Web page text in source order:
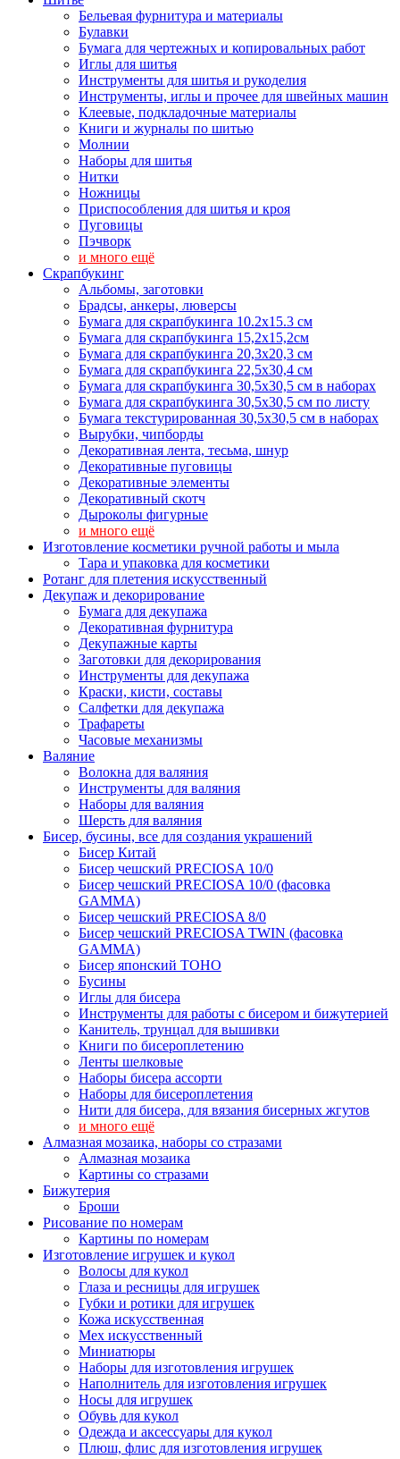
Бельевая фурнитура и материалы
Булавки
Бумага для чертежных и копировальных работ
Иглы для шитья
Инструменты для шитья и рукоделия
Инструменты, иглы и прочее для швейных машин
Клеевые, подкладочные материалы
Книги и журналы по шитью
Молнии
Наборы для шитья
Нитки
Ножницы
Приспособления для шитья и кроя
Пуговицы
Пэчворк
и много ещё
Скрапбукинг
Альбомы, заготовки
Брадсы, анкеры, люверсы
Бумага для скрапбукинга 10.2х15.3 см
Бумага для скрапбукинга 15,2х15,2см
Бумага для скрапбукинга 20,3х20,3 см
Бумага для скрапбукинга 22,5х30,4 см
Бумага для скрапбукинга 30,5х30,5 см в наборах
Бумага для скрапбукинга 30,5х30,5 см по листу
Бумага текстурированная 30,5х30,5 см в наборах
Вырубки, чипборды
Декоративная лента, тесьма, шнур
Декоративные пуговицы
Декоративные элементы
Декоративный скотч
Дыроколы фигурные
и много ещё
Изготовление косметики ручной работы и мыла
Тара и упаковка для косметики
Ротанг для плетения искусственный
Декупаж и декорирование
Бумага для декупажа
Декоративная фурнитура
Декупажные карты
Заготовки для декорирования
Инструменты для декупажа
Краски, кисти, составы
Салфетки для декупажа
Трафареты
Часовые механизмы
Валяние
Волокна для валяния
Инструменты для валяния
Наборы для валяния
Шерсть для валяния
Бисер, бусины, все для создания украшений
Бисер Китай
Бисер чешский PRECIOSA 10/0
Бисер чешский PRECIOSA 10/0 (фасовка
GAMMA)
Бисер чешский PRECIOSA 8/0
Бисер чешский PRECIOSA TWIN (фасовка
GAMMA)
Бисер японский TOHO
Бусины
Иглы для бисера
Инструменты для работы с бисером и бижутерией
Канитель, трунцал для вышивки
Книги по бисероплетению
Ленты шелковые
Наборы бисера ассорти
Наборы для бисероплетения
Нити для бисера, для вязания бисерных жгутов
и много ещё
Алмазная мозаика, наборы со стразами
Алмазная мозаика
Картины co стразами
Бижутерия
Броши
Рисование по номерам
Картины по номерам
Изготовление игрушек и кукол
Волосы для кукол
Глаза и ресницы для игрушек
Губки и ротики для игрушек
Кожа искусственная
Мех искусственный
Миниатюры
Наборы для изготовления игрушек
Наполнитель для изготовления игрушек
Носы для игрушек
Обувь для кукол
Одежда и аксессуары для кукол
Плюш, флис для изготовления игрушек